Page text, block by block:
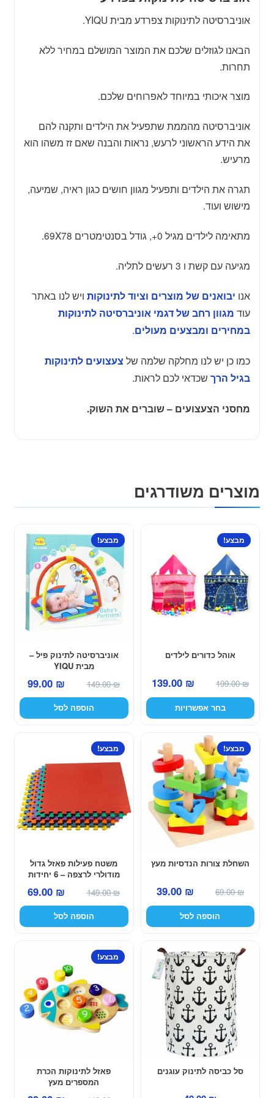
אוניברסיטה לתינוקות צפרדע מבית YIQU.
הבאנו לגוזלים שלכם את המוצר המושלם במחיר ללא
תחרות.
מוצר איכותי במיוחד לאפרוחים שלכם.
אוניברסיטה מהממת שתפעיל את הילדים ותקנה להם
את הידע הראשוני לרעש, נראות והבנה שאם זז משהו הוא
מרעיש.
תגרה את הילדים ותפעיל מגוון חושים כגון ראיה, שמיעה,
מישוש ועוד.
מתאימה לילדים מגיל 0+, גודל בסנטימטרים 69X78.
מגיעה עם קשת ו 3 רעשים לתליה.
אנו יבואנים של מוצרים וציוד לתינוקותויש לנו באתר
עוד מגוון רחב של דגמי אוניברסיטה לתינוקות
במחירים ומבצעים מעולים.
כמו כן יש לנו מחלקה שלמה של צעצועים לתינוקות
בגיל הרךשכדאי לכם לראות.
מחסני הצעצועים – שוברים את השוק.
מוצרים משודרגים
אוהל כדורים לילדים
מבצע!
199.00₪
המחיר
המקורי
היה:
139.00 ₪
הנוכחי
הוא:
בחר אפשרויות
למוצר
מספר
סוגים.
ניתן
האפשרויות
המוצר
אוניברסיטה לתינוק פיל –
מבית YIQU
מבצע!
149.00₪
המחיר
המקורי
היה:
99.00 ₪
המחיר
הנוכחי
הוא:
הוספה לסל
השחלת צורות הנדסיות מעץ
מבצע!
69.00₪
המחיר
המקורי
היה:
39.00 ₪
המחיר
הנוכחי
הוא:
הוספה לסל
משטח פעילות פאזל גדול
מודולרי לרצפה – 6 יחידות
מבצע!
149.00₪
המחיר
המקורי
היה:
69.00 ₪
המחיר
הנוכחי
הוא:
הוספה לסל
סל כביסה לתינוק עוגנים
פאזל לתינוקות הכרת
המספרים מעץ
מבצע!